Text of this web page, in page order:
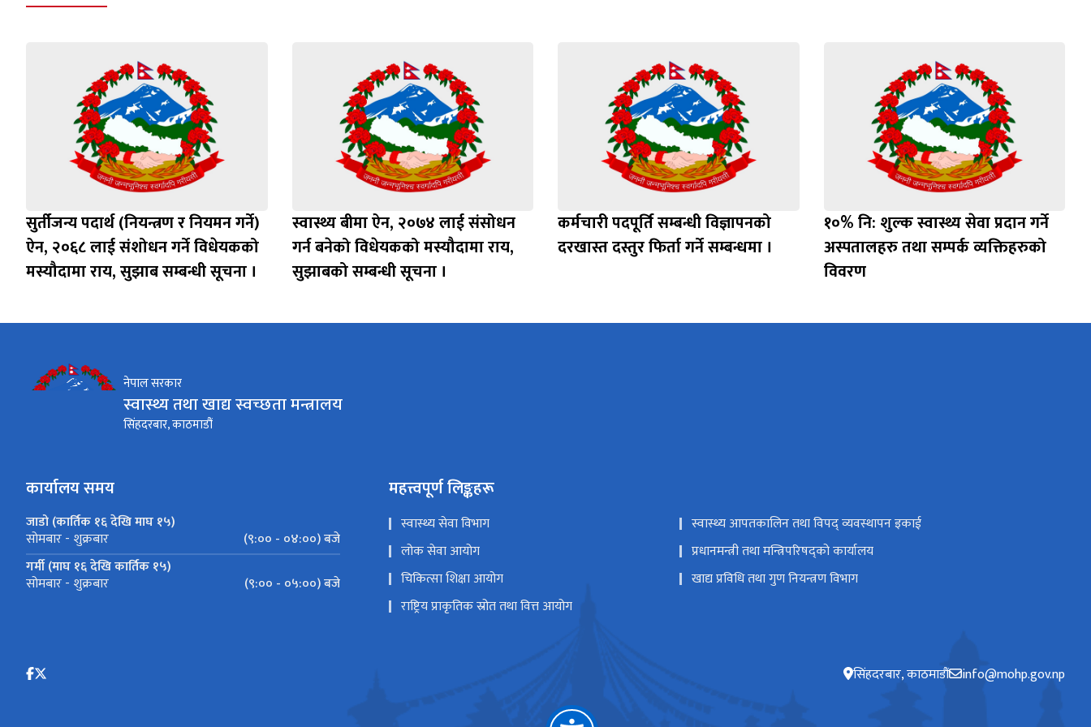
सुर्तीजन्य पदार्थ (नियन्त्रण र नियमन गर्ने)
ऐन, २०६८ लाई संशोधन गर्ने विधेयकको
मस्यौदामा राय, सुझाब सम्बन्धी सूचना ।
स्वास्थ्य बीमा ऐन, २०७४ लाई संसोधन
गर्न बनेको विधेयकको मस्यौदामा राय,
सुझाबको सम्बन्धी सूचना ।
कर्मचारी पदपूर्ति सम्बन्धी विज्ञापनको
दरखास्त दस्तुर फिर्ता गर्ने सम्बन्धमा ।
१०% नि: शुल्क स्वास्थ्य सेवा प्रदान गर्ने
अस्पतालहरु तथा सम्पर्क व्यक्तिहरुको
विवरण
नेपाल सरकार
स्वास्थ्य तथा खाद्य स्वच्छता मन्त्रालय
सिंहदरबार, काठमाडौं
कार्यालय समय
जाडो (कार्तिक १६ देखि माघ १५)
सोमबार - शुक्रबार
(९:०० - ०४:००) बजे
गर्मी (माघ १६ देखि कार्तिक १५)
सोमबार - शुक्रबार (९:०० - ०५:००) बजे
महत्त्वपूर्ण लिङ्कहरू
स्वास्थ्य सेवा विभाग
स्वास्थ्य आपतकालिन तथा विपद् व्यवस्थापन इकाई
लोक सेवा आयोग
प्रधानमन्त्री तथा मन्त्रिपरिषद्‍को कार्यालय
चिकित्सा शिक्षा आयोग
खाद्य प्रविधि तथा गुण नियन्त्रण विभाग
राष्ट्रिय प्राकृतिक स्रोत तथा वित्त आयोग
सिंहदरबार, काठमाडौं info@mohp.gov.np